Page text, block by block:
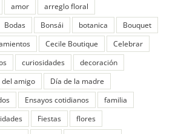
amor
arreglo floral
Bodas Bonsái botanica
Bouquet
Cecile Boutique
Celebrar
curiosidades
decoración
del amigo
Día de la madre
Ensayos cotidianos
familia
Fiestas
flores